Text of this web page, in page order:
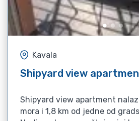
Kavala
Shipyard view
Shipyard view apartment
mora i 1,8 km od jedne od